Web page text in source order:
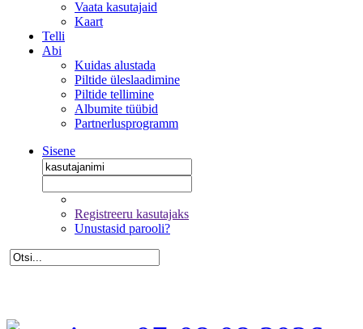
Vaata kasutajaid
Kaart
Telli
Abi
Kuidas alustada
Piltide üleslaadimine
Piltide tellimine
Albumite tüübid
Partnerlusprogramm
Sisene
Registreeru kasutajaks
Unustasid parooli?